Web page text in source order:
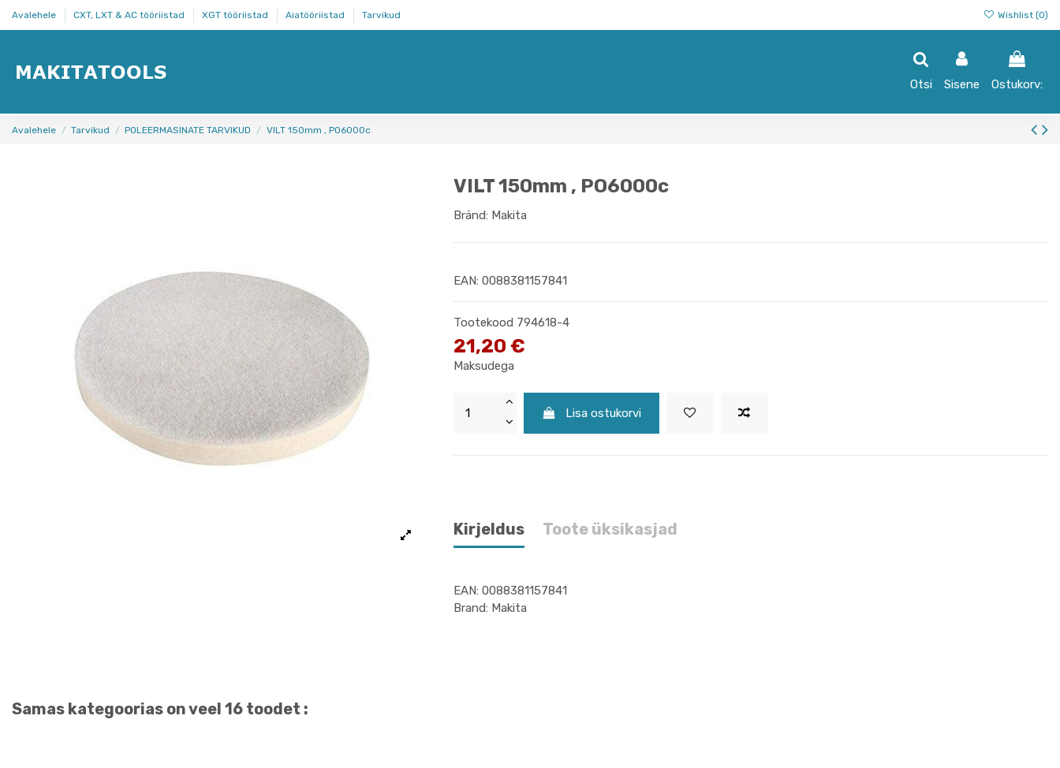
Avalehele CXT, LXT & AC tööriistad XGT tööriistad Aiatööriistad Tarvikud Wishlist (0)
Otsi Sisene Ostukorv:
Avalehele Tarvikud POLEERMASINATE TARVIKUD VILT 150mm , PO6000c
VILT 150mm , PO6000c
Bränd: Makita
EAN: 0088381157841
Tootekood 794618-4
21,20 €
Maksudega
Lisa ostukorvi
Kirjeldus Toote üksikasjad
EAN: 0088381157841
Brand: Makita
Samas kategoorias on veel 16 toodet :